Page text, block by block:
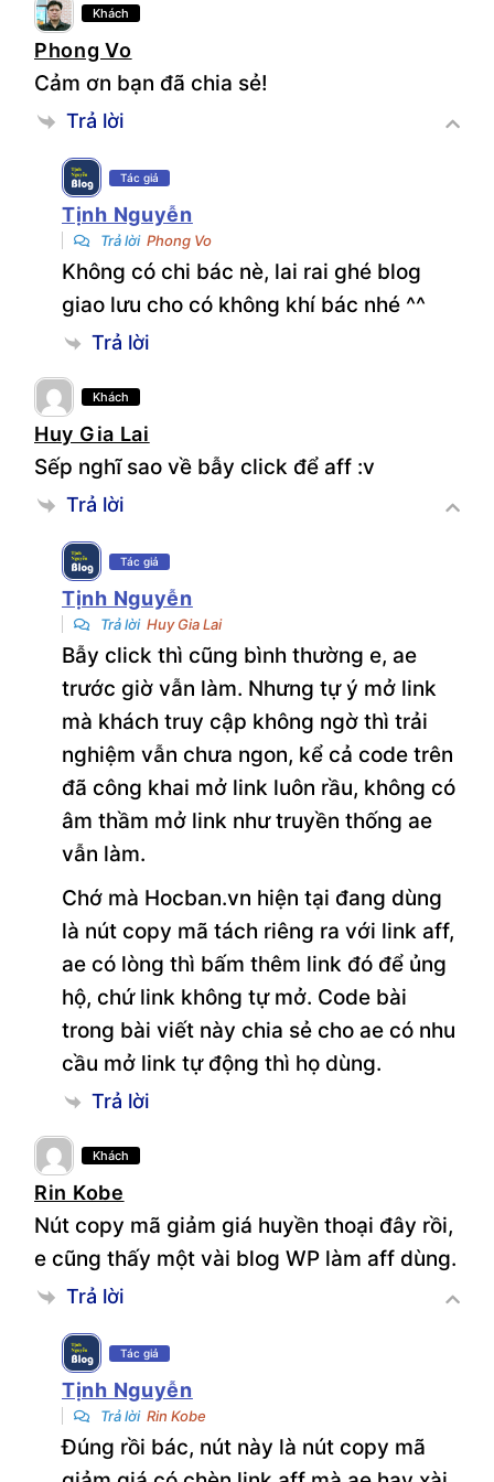
});
");
$hocban_loaded = true;
}
$coupon =
esc_attr($atts['coupon']);
return "
<div class='hocban-wrapper'>
<div class='coupon-box-wp'>
wp'>
<input type='text'
value='{$coupon}' readonly>
<a href='{$link}' class='copy-btn-
wp' rel='nofollow sponsored'>Copy
mã</a>
</div>
<p class='success-msg-wp'>Đã copy
mã giảm giá thành công và mở trang
web của nhà cung cấp !</p>
</div>";
});
//Tạo nút copy mã giảm giá có tự
động mở link aff trong tab mới.
Khách
Phong Vo
Cảm ơn bạn đã chia sẻ!
Trả lời
Tác giả
Tịnh Nguyễn
Trả lời Phong Vo
Không có chi bác nè, lai rai ghé blog
giao lưu cho có không khí bác nhé ^^
Trả lời
Khách
Huy Gia Lai
Sếp nghĩ sao về bẫy click để aff :v
Trả lời
Tác giả
Tịnh Nguyễn
Trả lời Huy Gia Lai
Bẫy click thì cũng bình thường e, ae
trước giờ vẫn làm. Nhưng tự ý mở link
mà khách truy cập không ngờ thì trải
nghiệm vẫn chưa ngon, kể cả code trên
đã công khai mở link luôn rầu, không có
âm thầm mở link như truyền thống ae
vẫn làm.
Chớ mà Hocban.vn hiện tại đang dùng
là nút copy mã tách riêng ra với link aff,
ae có lòng thì bấm thêm link đó để ủng
hộ, chứ link không tự mở. Code bài
trong bài viết này chia sẻ cho ae có nhu
cầu mở link tự động thì họ dùng.
Trả lời
Khách
Rin Kobe
Nút copy mã giảm giá huyền thoại đây rồi,
e cũng thấy một vài blog WP làm aff dùng.
Trả lời
Tác giả
Tịnh Nguyễn
Trả lời Rin Kobe
Đúng rồi bác, nút này là nút copy mã